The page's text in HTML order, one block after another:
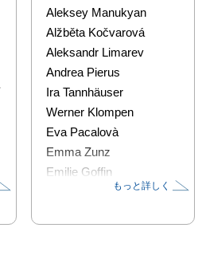
Aleksey Manukyan
Alžběta Kočvarová
Aleksandr Limarev
Andrea Pierus
Ira Tannhäuser
Werner Klompen
Eva Pacalovà
Emma Zunz
Emilie Goffin
Ensieh Rezghdoust
もっと詳しく